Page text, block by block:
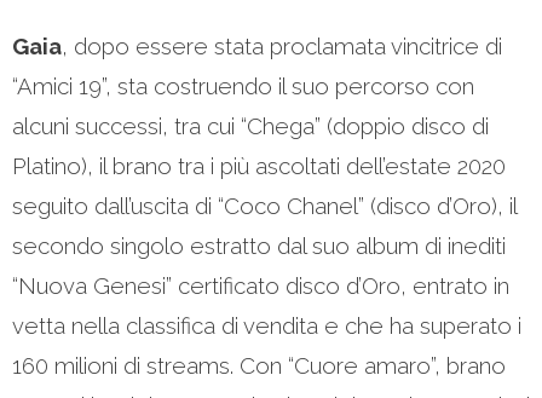
Gaia, dopo essere stata proclamata vincitrice di
“Amici 19”, sta costruendo il suo percorso con
alcuni successi, tra cui “Chega” (doppio disco di
Platino), il brano tra i più ascoltati dell’estate 2020
seguito dall’uscita di “Coco Chanel” (disco d’Oro), il
secondo singolo estratto dal suo album di inediti
“Nuova Genesi” certificato disco d’Oro, entrato in
vetta nella classifica di vendita e che ha superato i
160 milioni di streams. Con “Cuore amaro”, brano